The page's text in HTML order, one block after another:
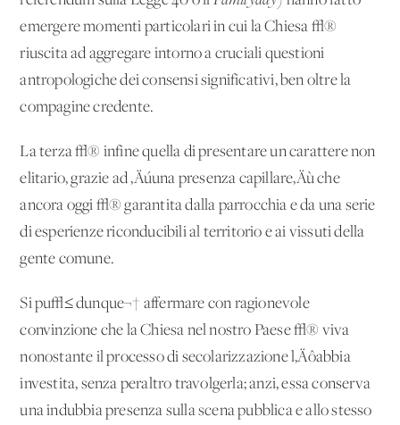
emergere momenti particolari in cui la Chiesa √®
riuscita ad aggregare intorno a cruciali questioni
antropologiche dei consensi significativi, ben oltre la
compagine credente.
La terza √® infine quella di presentare un carattere non
elitario, grazie ad ‚Äúuna presenza capillare‚Äù che
ancora oggi √® garantita dalla parrocchia e da una serie
di esperienze riconducibili al territorio e ai vissuti della
gente comune.
Si pu√≤ dunque¬† affermare con ragionevole
convinzione che la Chiesa nel nostro Paese √® viva
nonostante il processo di secolarizzazione l‚Äôabbia
investita, senza peraltro travolgerla; anzi, essa conserva
una indubbia presenza sulla scena pubblica e allo stesso